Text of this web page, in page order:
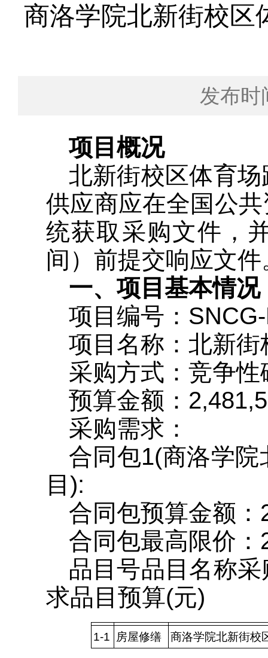
商洛学院北新街校区
发布时
项目概况
北新街校区体育
供应商应在全国公
统获取采购文件，
间）前提交响应文件
一、项目基本情况
项目编号：
项目名称：北新
采购方式：竞争性
预算金额：
采购需求：
合同包1(商洛学
目):
合同包预算金额
合同包最高限价
品目号品目名称
求品目预算(元)
1-1 房屋修缮 商洛学院北新街校